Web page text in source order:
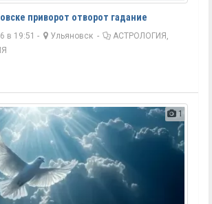
приворот отворот гадание
в 19:51 - Ульяновск -
АСТРОЛОГИЯ,
1